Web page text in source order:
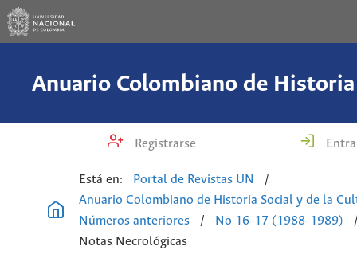
Registrarse
Está en: Portal de Revistas UN
/
Anuario Colombiano de Historia Social y de la
Números anteriores
/ No 16-17 (1988-1989)
Notas Necrológicas